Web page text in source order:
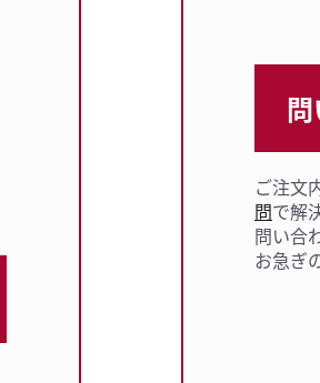
ご注文
問で解
問い合
お急ぎ